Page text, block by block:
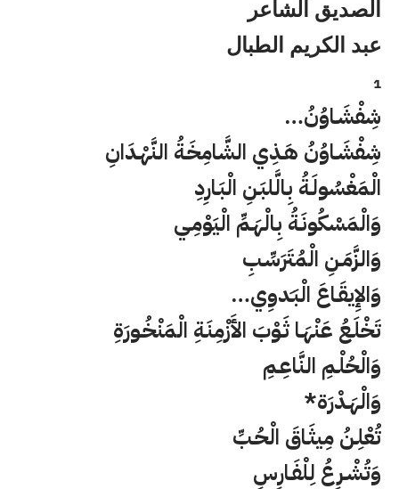
الصديق الشاعر
عبد الكريم الطبال
1
شِفْشَـاوُنُ…
شِفْشَـاوُنُ هَـذِي الشَّامِخَـةُ النَّهْـدَانِ
الْمَغْسُولَـةُ بِالَّلبَـنِ الْبَـارِدِ
وَالْمَسْكُونَـةُ بِالْهَـمِّ الْيَوْمِـي
وَالزَّمَـنِ الْمُتَرَسِّـبِ
وَالإِيقَـاعَ الْبَـَدوِي…
تَخْلَـعُ عَنْهَـا ثَـوْبَ الأَزْمِنَـةِ الْمَنْخُـورَةِ
وَالْحُلْـمِ النَّاعِـمِ
وَالْهَـدْرَة*
تُعْلِـنُ مِيثَـاقَ الْحُـبِّ
وَتُشْـرِعُ لِلْفَـارِسِ